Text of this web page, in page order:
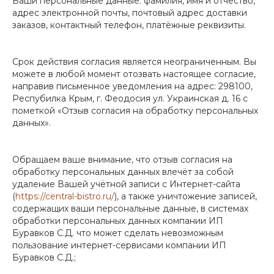
адрес электронной почты, почтовый адрес доставки
заказов, контактный телефон, платёжные реквизиты.
Срок действия согласия является неограниченным. Вы
можете в любой момент отозвать настоящее согласие,
направив письменное уведомления на адрес: 298100,
Респубилка Крым, г. Феодосия ул. Украинская д. 16 с
пометкой «Отзыв согласия на обработку персональных
данных».
Обращаем ваше внимание, что отзыв согласия на
обработку персональных данных влечёт за собой
удаление Вашей учётной записи с Интернет-сайта
(https://central-bistro.ru/), а также уничтожение записей,
содержащих ваши персональные данные, в системах
обработки персональных данных компании ИП
Буравков С.Д. что может сделать невозможным
пользование интернет-сервисами компании ИП
Буравков С.Д.;